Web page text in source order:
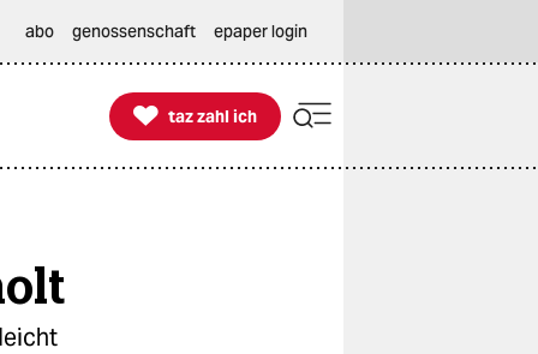
abo genossenschaft epaper login

taz zahl ich
taz zahl ich